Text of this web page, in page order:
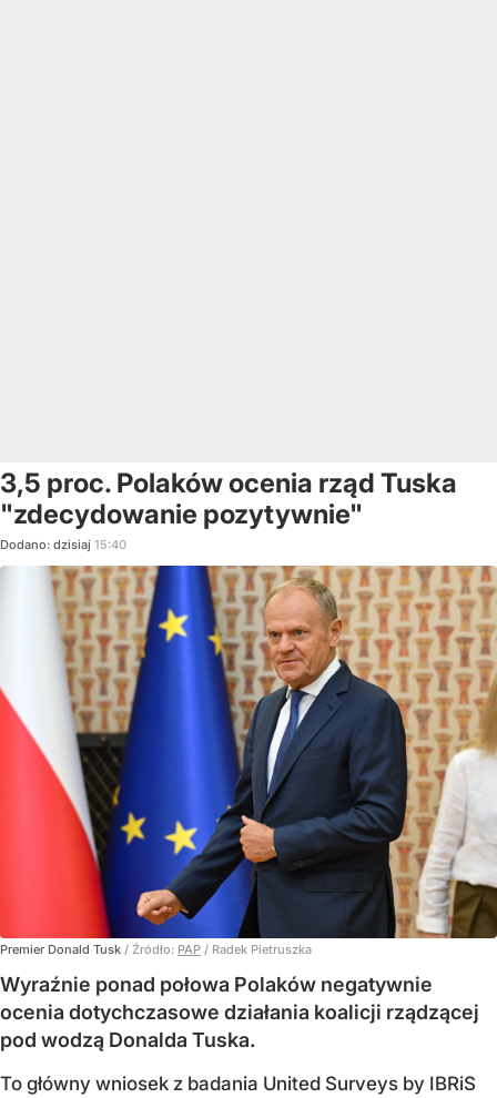
3,5 proc. Polaków ocenia rząd Tuska
"zdecydowanie pozytywnie"
Dodano: dzisiaj 15:40
Premier Donald Tusk / Źródło: PAP / Radek Pietruszka
Wyraźnie ponad połowa Polaków negatywnie
ocenia dotychczasowe działania koalicji rządzącej
pod wodzą Donalda Tuska.
To główny wniosek z badania United Surveys by IBRiS